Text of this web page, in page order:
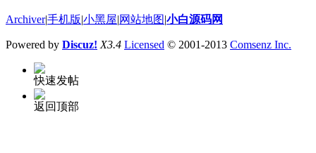
Archiver|手机版|小黑屋|网站地图|小白源码网
Powered by Discuz! X3.4 Licensed © 2001-2013 Comsenz Inc.
快速发帖
返回顶部